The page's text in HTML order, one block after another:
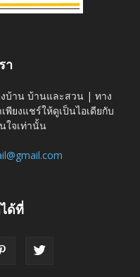
า
บ้าน บ้านและสวน | ทาง
พียงแชร์ให้ดูเป็นไอเดียกับ
ใจเท่านั้น
ด้ที่